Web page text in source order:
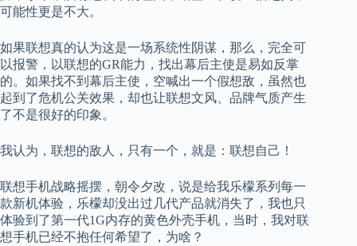
可能性更是不大。
如果联想真的认为这是一场系统性阴谋，那么，完全可
以报警，以联想的GR能力，找出幕后主使是易如反掌
的。如果找不到幕后主使，空喊出一个假想敌，虽然也
起到了危机公关效果，却也让联想文风、品牌气质产生
了不是很好的印象。
我认为，联想的敌人，只有一个，就是：联想自己！
联想手机战略摇摆，朝令夕改，说是给我乐檬系列每一
款新机体验，乐檬却没出过几代产品就消失了，我也只
体验到了第一代1G内存的黄色外壳手机，当时，我对联
想手机已经不抱任何希望了，为啥？